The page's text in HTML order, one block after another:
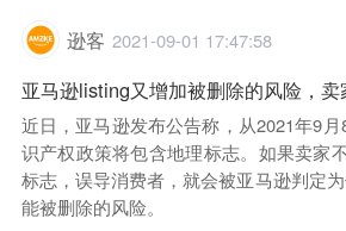
逊客 2021-09-01 17:47:58
亚马逊listing又增加被删除的风险，卖
近日，亚马逊发布公告称，从2021年9
识产权政策将包含地理标志。如果卖家
标志，误导消费者，就会被亚马逊判定
能被删除的风险。